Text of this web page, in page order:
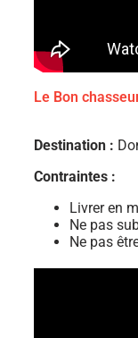
Le Bon
Destination :
Contraintes :
Livrer en
Ne pas
Ne pas